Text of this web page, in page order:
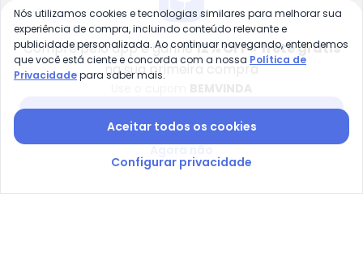
Blusa Preto em Malha
Crepe
QUINTESS
R$ 52,99R$ 89,99
Você também pode gostar
Acompanhe a gente
Compre pelo app e ganhe12% OFF + frete grátis
na sua primeira compra
Nós utilizamos cookies e tecnologias similares para melhorar sua
experiência de compra, incluindo conteúdo relevante e
publicidade personalizada. Ao continuar navegando, entendemos
que você está ciente e concorda com a nossa Política de
Privacidadepara saber mais.
Aceitar todos os cookies
Configurar privacidade